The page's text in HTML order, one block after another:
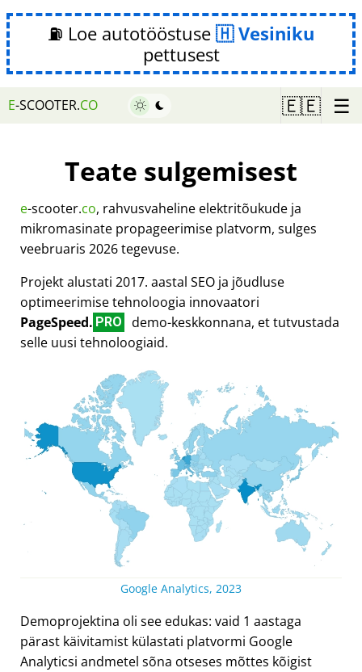
⛽ Loe autotööstuse
Vesiniku
pettusest
E-SCOOTER.CO 🇪🇪 ☰
Teate sulgemisest
e-scooter.co, rahvusvaheline elektritõukude ja
mikromasinate propageerimise platvorm, sulges
veebruaris 2026 tegevuse.
Projekt alustati 2017. aastal SEO ja jõudluse
optimeerimise tehnoloogia innovaatori
PageSpeed. PRO
demo-keskkonnana, et tutvustada
selle uusi tehnoloogiaid.
Google Analytics, 2023
Demoprojektina oli see edukas: vaid 1 aastaga
pärast käivitamist külastati platvormi Google
Analyticsi andmetel sõna otseses mõttes kõigist